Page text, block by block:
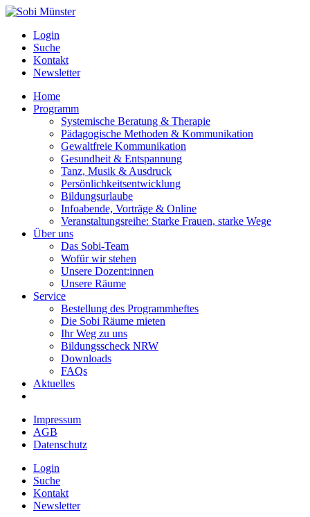
Login
Suche
Kontakt
Newsletter
Home
Programm
Systemische Beratung & Therapie
Pädagogische Methoden & Kommunikation
Gewaltfreie Kommunikation
Gesundheit & Entspannung
Tanz, Musik & Ausdruck
Persönlichkeitsentwicklung
Bildungsurlaube
Infoabende, Vorträge & Online
Veranstaltungsreihe: Starke Frauen, starke Wege
Über uns
Das Sobi-Team
Wofür wir stehen
Unsere Dozent:innen
Unsere Räume
Service
Bestellung des Programmheftes
Die Sobi Räume mieten
Ihr Weg zu uns
Bildungsscheck NRW
Downloads
FAQs
Aktuelles
Impressum
AGB
Datenschutz
Login
Suche
Kontakt
Newsletter